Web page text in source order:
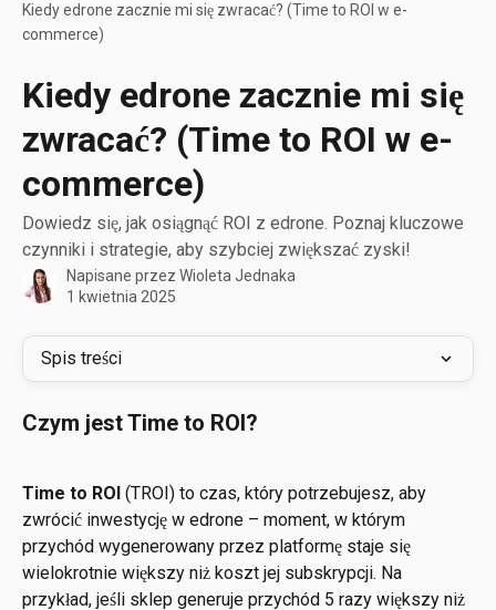
Kiedy edrone zacznie mi się zwracać? (Time to ROI w e-
commerce)
Kiedy edrone zacznie mi się
zwracać? (Time to ROI w e-
commerce)
Dowiedz się, jak osiągnąć ROI z edrone. Poznaj kluczowe
czynniki i strategie, aby szybciej zwiększać zyski!
Napisane przez Wioleta Jednaka
1 kwietnia 2025
Spis treści
Czym jest Time to ROI?
Time to ROI (TROI) to czas, który potrzebujesz, aby
zwrócić inwestycję w edrone – moment, w którym
przychód wygenerowany przez platformę staje się
wielokrotnie większy niż koszt jej subskrypcji. Na
przykład, jeśli sklep generuje przychód 5 razy większy niż